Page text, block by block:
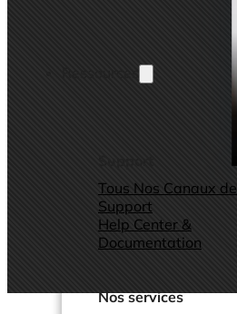
Tous Nos Canaux de
Support
Help Center &
Documentation
Nos services